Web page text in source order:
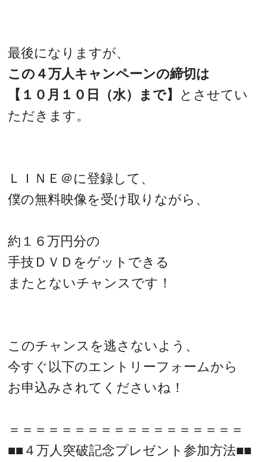
最後になりますが、
この４万人キャンペーンの締切は
【１０月１０日（水）まで】
とさせてい
ただきます。
ＬＩＮＥ＠に登録して、
僕の無料映像を受け取りながら、
約１６万円分の
手技ＤＶＤをゲットできる
またとないチャンスです！
このチャンスを逃さないよう、
今すぐ以下のエントリーフォームから
お申込みされてくださいね！
＝＝＝＝＝＝＝＝＝＝＝＝＝＝＝＝＝＝
■■４万人突破記念プレゼント参加方法■■